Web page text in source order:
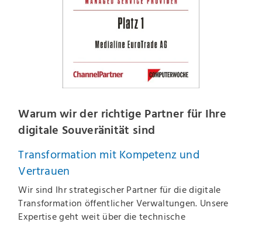
Warum wir der richtige Partner für Ihre
digitale Souveränität sind
Transformation mit Kompetenz und
Vertrauen
Wir sind Ihr strategischer Partner für die digitale
Transformation öffentlicher Verwaltungen. Unsere
Expertise geht weit über die technische